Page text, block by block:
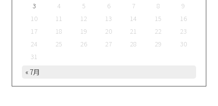
3
4 5 6 7 8
9
10
11 12 13 14 15
16
17
18 19 20 21 22
23
24
25 26 27 28 29
30
31
« 7月